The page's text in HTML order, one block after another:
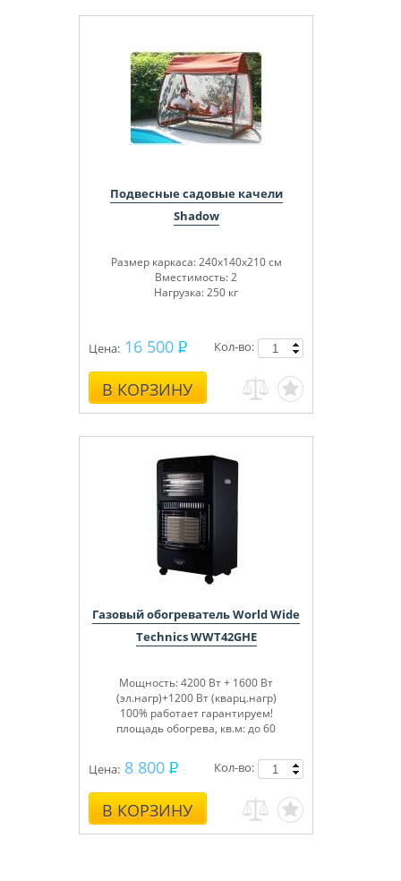
Подвесные садовые качели
Shadow
Размер каркаса: 240х140х210 см
Вместимость: 2
Нагрузка: 250 кг
Цена: 16 500
В КОРЗИНУ
Кол-во:
Газовый обогреватель World Wide
Technics WWT42GHE
Мощность: 4200 Вт + 1600 Вт
(эл.нагр)+1200 Вт (кварц.нагр)
100% работает гарантируем!
площадь обогрева, кв.м: до 60
Цена: 8 800
В КОРЗИНУ
Кол-во: